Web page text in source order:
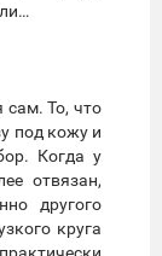
сам. То, что
под кожу и
Когда у
отвязан,
другого
круга